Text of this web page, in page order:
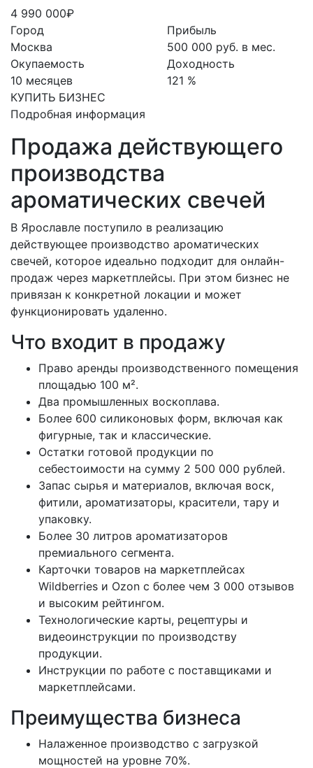
4 990 000₽
Город
Москва
Окупаемость
10 месяцев
КУПИТЬ БИЗНЕС
Прибыль
500 000 руб. в мес.
Доходность
121 %
Подробная информация
Продажа действующего
производства
ароматических свечей
В Ярославле поступило в реализацию
действующее производство ароматических
свечей, которое идеально подходит для онлайн-
продаж через маркетплейсы. При этом бизнес не
привязан к конкретной локации и может
функционировать удаленно.
Что входит в продажу
Право аренды производственного помещения
площадью 100 м².
Два промышленных воскоплава.
Более 600 силиконовых форм, включая как
фигурные, так и классические.
Остатки готовой продукции по
себестоимости на сумму 2 500 000 рублей.
Запас сырья и материалов, включая воск,
фитили, ароматизаторы, красители, тару и
упаковку.
Более 30 литров ароматизаторов
премиального сегмента.
Карточки товаров на маркетплейсах
Wildberries и Ozon с более чем 3 000 отзывов
и высоким рейтингом.
Технологические карты, рецептуры и
видеоинструкции по производству
продукции.
Инструкции по работе с поставщиками и
маркетплейсами.
Преимущества бизнеса
Налаженное производство с загрузкой
мощностей на уровне 70%.